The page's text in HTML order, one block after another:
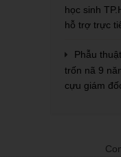
học sinh
hỗ trợ trực
Phẫu
trốn nã 9
cựu giám